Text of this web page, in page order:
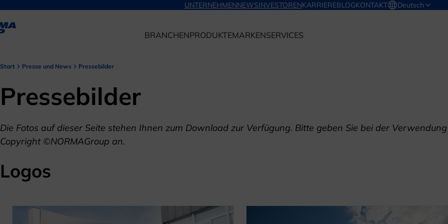
UNTERNEHMENNEWSINVESTORENKARRIEREBLOGKONTAKT Deutsch
BRANCHENPRODUKTEMARKENSERVICES
Start Presse und News Pressebilder
Pressebilder
Die Fotos auf dieser Seite stehen Ihnen zum Download zur Verfügung. Bitte geben Sie bei der
Copyright ©NORMAGroup an.
Logos